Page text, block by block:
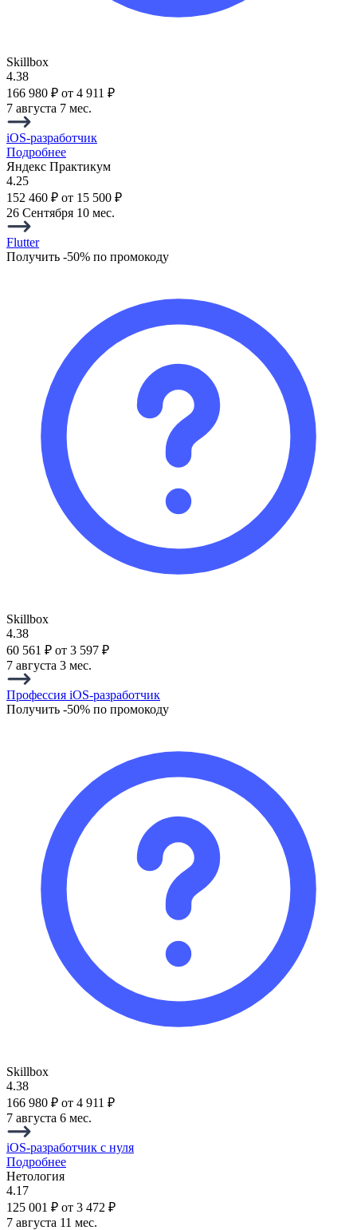
Skillbox
4.38
166 980 ₽ от 4 911 ₽
7 августа 7 мес.
iOS-разработчик
Подробнее
Яндекс Практикум
4.25
152 460 ₽ от 15 500 ₽
26 Сентября 10 мес.
Flutter
Получить -50% по промокоду
Skillbox
4.38
60 561 ₽ от 3 597 ₽
7 августа 3 мес.
Профессия iOS-разработчик
Получить -50% по промокоду
Skillbox
4.38
166 980 ₽ от 4 911 ₽
7 августа 6 мес.
iOS-разработчик с нуля
Подробнее
Нетология
4.17
125 001 ₽ от 3 472 ₽
7 августа 11 мес.